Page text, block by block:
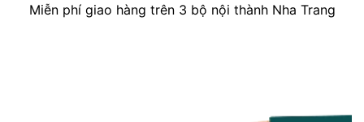
Miễn phí giao hàng trên 3 bộ nội thành Nha Trang